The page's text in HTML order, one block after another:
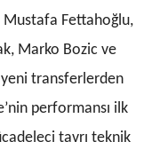
Mustafa Fettahoğlu,
Marko Bozic ve
yeni transferlerden
performansı ilk
tavrı teknik